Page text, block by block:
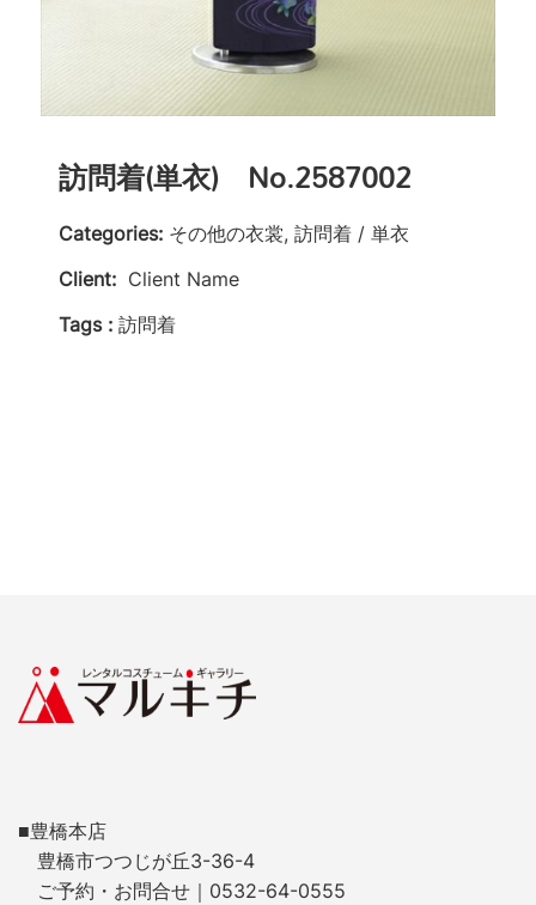
訪問着(単衣) No.2587002
Categories: その他の衣裳, 訪問着 / 単衣
Client: Client Name
Tags : 訪問着
■豊橋本店
豊橋市つつじが丘3-36-4
ご予約・お問合せ｜0532-64-0555